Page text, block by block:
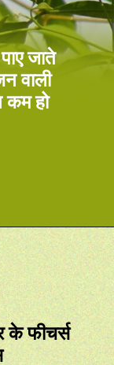
जाते
वाली
कम हो
के फीचर्स